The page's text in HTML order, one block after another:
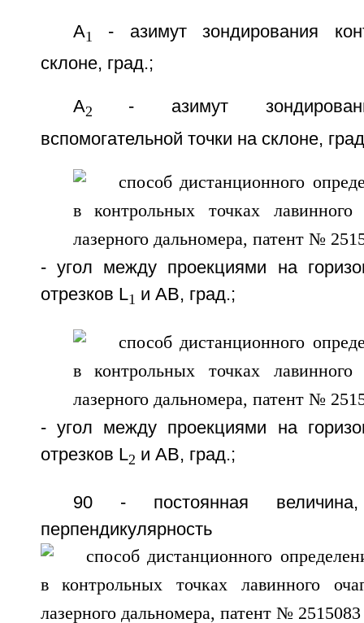
А1
- азимут зондирования
склоне, град.;
А2 - азимут
вспомогательной точки на склоне,
- угол между проекциями на
отрезков L1 и АВ, град.;
- угол между проекциями на
отрезков L2 и АВ, град.;
90 - постоянная величина,